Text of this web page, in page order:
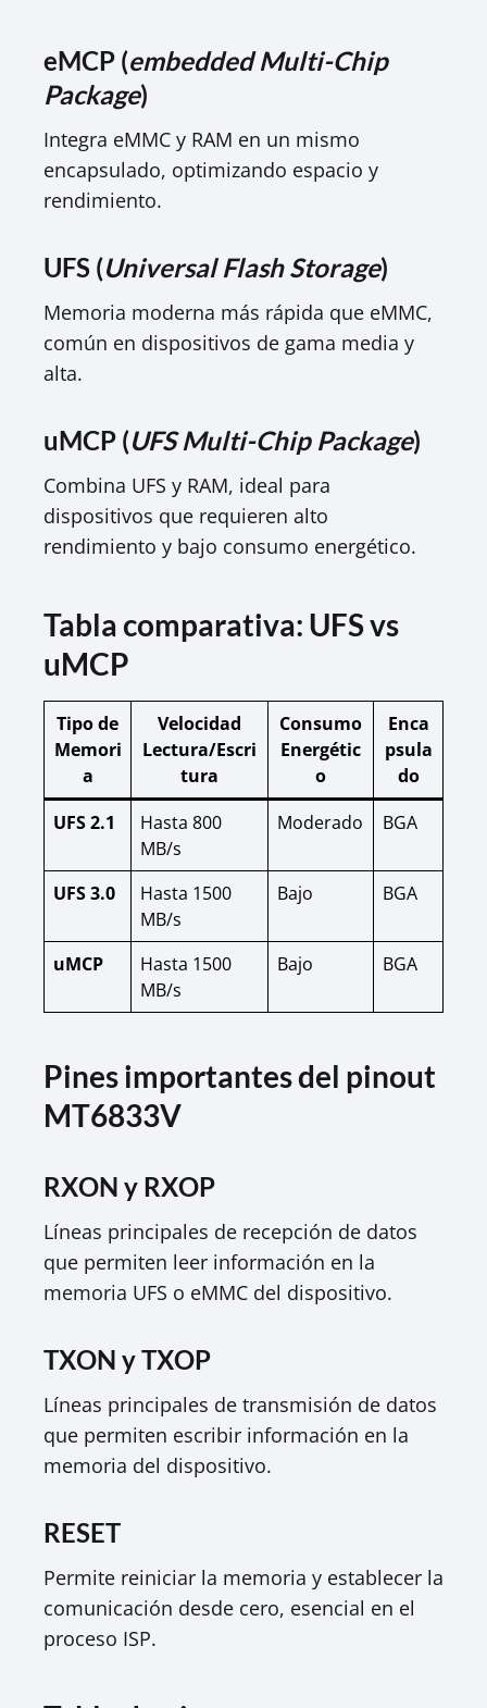
eMCP (embedded Multi-Chip
Package)
Integra eMMC y RAM en un mismo
encapsulado, optimizando espacio y
rendimiento.​
UFS (Universal Flash Storage)
Memoria moderna más rápida que eMMC,
común en dispositivos de gama media y
alta.​
uMCP (UFS Multi-Chip Package)
Combina UFS y RAM, ideal para
dispositivos que requieren alto
rendimiento y bajo consumo energético.​
Tabla comparativa: UFS vs
uMCP
Tipo de
Memori
a
Velocidad
Lectura/Escri
tura
Consumo
Energétic
o
Enca
psula
do
UFS 2.1
Hasta 800
MB/s
Moderado BGA
UFS 3.0
Hasta 1500
MB/s
Bajo BGA
uMCP
Hasta 1500
MB/s
Bajo BGA
Pines importantes del pinout
MT6833V
RXON y RXOP
Líneas principales de recepción de datos
que permiten leer información en la
memoria UFS o eMMC del dispositivo.​
TXON y TXOP
Líneas principales de transmisión de datos
que permiten escribir información en la
memoria del dispositivo.​
RESET
Permite reiniciar la memoria y establecer la
comunicación desde cero, esencial en el
proceso ISP.​